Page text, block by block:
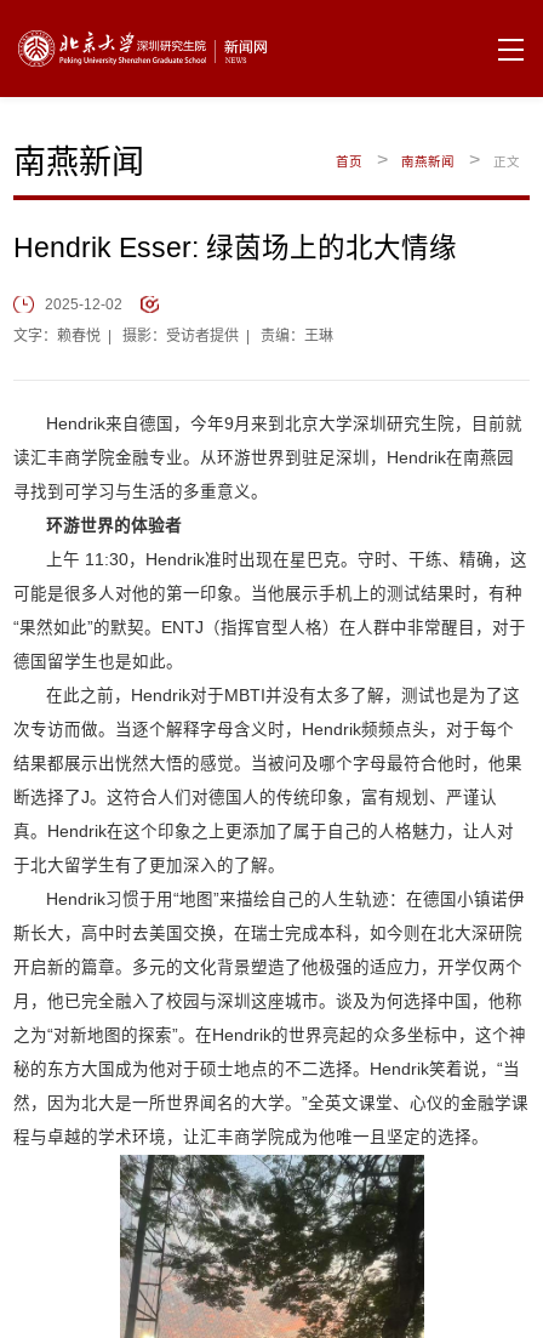
南燕新闻 首页 > 南燕新闻 > 正文
Hendrik Esser: 绿茵场上的北大情缘
2025-12-02
文字：赖春悦 |摄影：受访者提供 |责编：王琳
Hendrik来自德国，今年9月来到北京大学深圳研究生院，目前就
读汇丰商学院金融专业。从环游世界到驻足深圳，Hendrik在南燕园
寻找到可学习与生活的多重意义。
环游世界的体验者
上午 11:30，Hendrik准时出现在星巴克。守时、干练、精确，这
可能是很多人对他的第一印象。当他展示手机上的测试结果时，有种
“果然如此”的默契。ENTJ（指挥官型人格）在人群中非常醒目，对于
德国留学生也是如此。
在此之前，Hendrik对于MBTI并没有太多了解，测试也是为了这
次专访而做。当逐个解释字母含义时，Hendrik频频点头，对于每个
结果都展示出恍然大悟的感觉。当被问及哪个字母最符合他时，他果
断选择了J。这符合人们对德国人的传统印象，富有规划、严谨认
真。Hendrik在这个印象之上更添加了属于自己的人格魅力，让人对
于北大留学生有了更加深入的了解。
Hendrik习惯于用“地图”来描绘自己的人生轨迹：在德国小镇诺伊
斯长大，高中时去美国交换，在瑞士完成本科，如今则在北大深研院
开启新的篇章。多元的文化背景塑造了他极强的适应力，开学仅两个
月，他已完全融入了校园与深圳这座城市。谈及为何选择中国，他称
之为“对新地图的探索”。在Hendrik的世界亮起的众多坐标中，这个神
秘的东方大国成为他对于硕士地点的不二选择。Hendrik笑着说，“当
然，因为北大是一所世界闻名的大学。”全英文课堂、心仪的金融学课
程与卓越的学术环境，让汇丰商学院成为他唯一且坚定的选择。